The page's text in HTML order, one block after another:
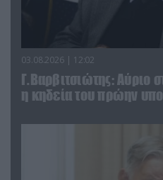
03.08.2026 | 12:02
Γ.Βαρβιτσιώτης:
η κηδεία του πρώην